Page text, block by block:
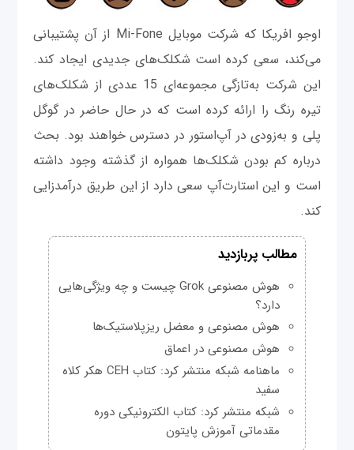
اوجو افریکا که شرکت موبایل Mi-Fone از آن پشتیبانی
می‌کند، سعی کرده است شکلک‌های جدیدی ایجاد کند.
این شرکت به‌تازگی مجموعه‌ای 15 عددی از شکلک‌های
تیره رنگ را ارائه کرده است که در حال حاضر در گوگل
پلی و به‌زودی در آپ‌استور در دسترس خواهند بود. بحث
درباره کم بودن شکلک‌ها همواره از گذشته وجود داشته
است و این استارت‌آپ سعی دارد از این طریق درآمدزایی
کند.
مطالب پربازدید
هوش مصنوعی Grok چیست و چه ویژگی‌هایی
دارد؟
هوش مصنوعی و معضل ریزپلاستیک‌ها
هوش مصنوعی در اعماق
ماهنامه شبکه منتشر کرد: کتاب CEH هکر کلاه
سفید
شبکه منتشر کرد: کتاب الکترونیکی دوره
مقدماتی آموزش پایتون